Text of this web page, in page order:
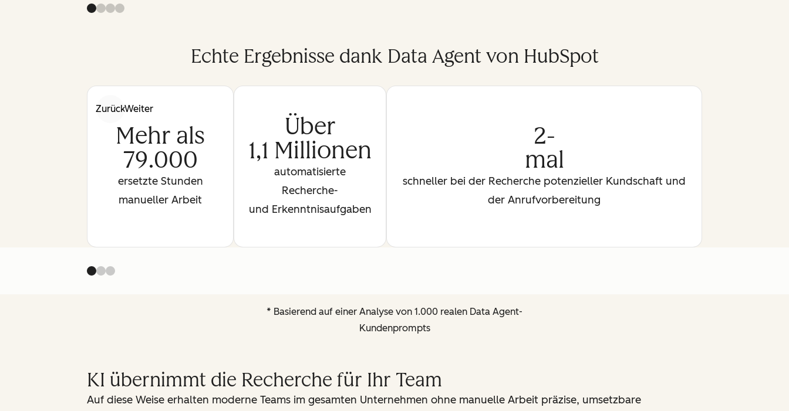
Echte Ergebnisse dank Data Agent von HubSpot
ZurückWeiter
Mehr als
79.000
ersetzte Stunden
manueller Arbeit
Über
1,1 Millionen
automatisierte
Recherche-
und Erkenntnisaufgaben
2-
mal
schneller bei der Recherche potenzieller Kundschaft und
der Anrufvorbereitung
* Basierend auf einer Analyse von 1.000 realen Data Agent-
Kundenprompts
KI übernimmt die Recherche für Ihr Team
Auf diese Weise erhalten moderne Teams im gesamten Unternehmen ohne manuelle Arbeit präzise, umsetzbare